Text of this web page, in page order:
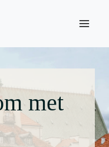
met